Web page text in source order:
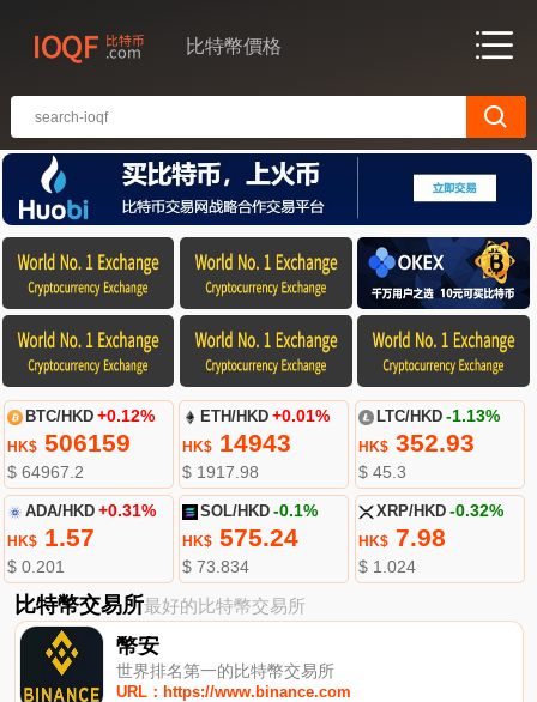
比特幣價格
BTC/HKD +0.12%
HK$506159
$ 64967.2
ETH/HKD +0.01%
HK$ 14943
$ 1917.98
LTC/HKD -1.13%
HK$352.93
$ 45.3
ADA/HKD +0.31%
HK$1.57
$ 0.201
SOL/HKD -0.1%
HK$ 575.24
$ 73.834
XRP/HKD -0.32%
HK$7.98
$ 1.024
比特幣交易所最好的比特幣交易所
幣安
世界排名第一的比特幣交易所
URL：https://www.binance.com